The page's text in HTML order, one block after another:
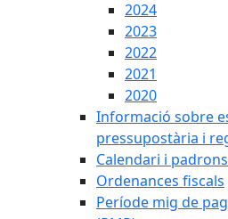
2024
2023
2022
2021
2020
Informació sobre
pressupostària i
Calendari i
Ordenances fiscals
Període mig de